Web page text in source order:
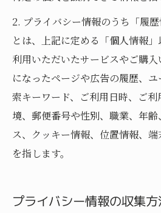
2. プライバシー情報のうち「履歴
とは、上記に定める「個人情報
利用いただいたサービスやご購
になったページや広告の履歴、
索キーワード、ご利用日時、ご
境、郵便番号や性別、職業、年
ス、クッキー情報、位置情報、
を指します。
プライバシー情報の収集